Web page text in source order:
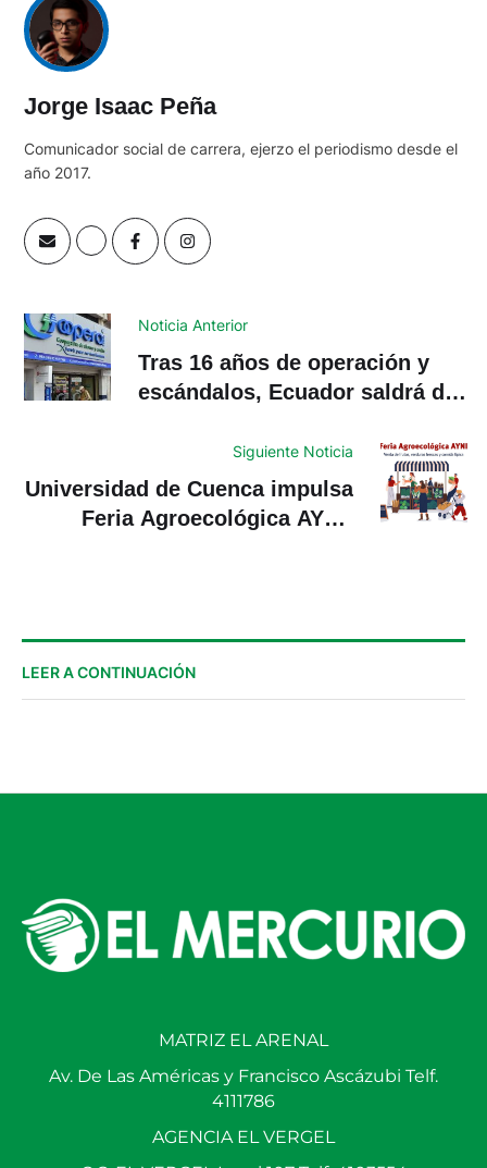
Jorge Isaac Peña
Comunicador social de carrera, ejerzo el periodismo desde el
año 2017.
Noticia Anterior
Tras 16 años de operación y
escándalos, Ecuador saldrá del
Siguiente Noticia
Universidad de Cuenca impulsa
Feria Agroecológica AYNI:
LEER A CONTINUACIÓN
MATRIZ EL ARENAL
Av. De Las Américas y Francisco Ascázubi Telf.
4111786
AGENCIA EL VERGEL